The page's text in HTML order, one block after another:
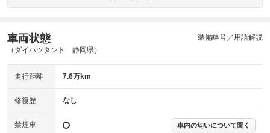
(内装状態)
機関 主要機関に不具合はありません。
修復歴 詳細は鑑定書をご確認ください。
※グー鑑定は保証サービスではございません。購入時は必ず現車をご確認
※実際にお渡しするコンディションチェックシートにつきましては、形式
車両状態
（ダイハツタント 静岡県）
装備略号／用語解説
走行距離 7.6万km
修復歴 なし
禁煙車 車内の匂いについて聞く